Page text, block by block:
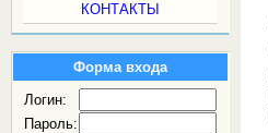
КОНТАКТЫ
Форма входа
Логин:
Пароль: